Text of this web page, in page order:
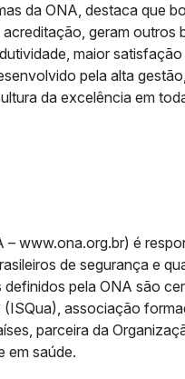
da ONA, destaca que
geram outros
maior
pela alta
da excelência em
www.ona.org.br) é
de segurança e
pela ONA são
associação
parceira da
em saúde.